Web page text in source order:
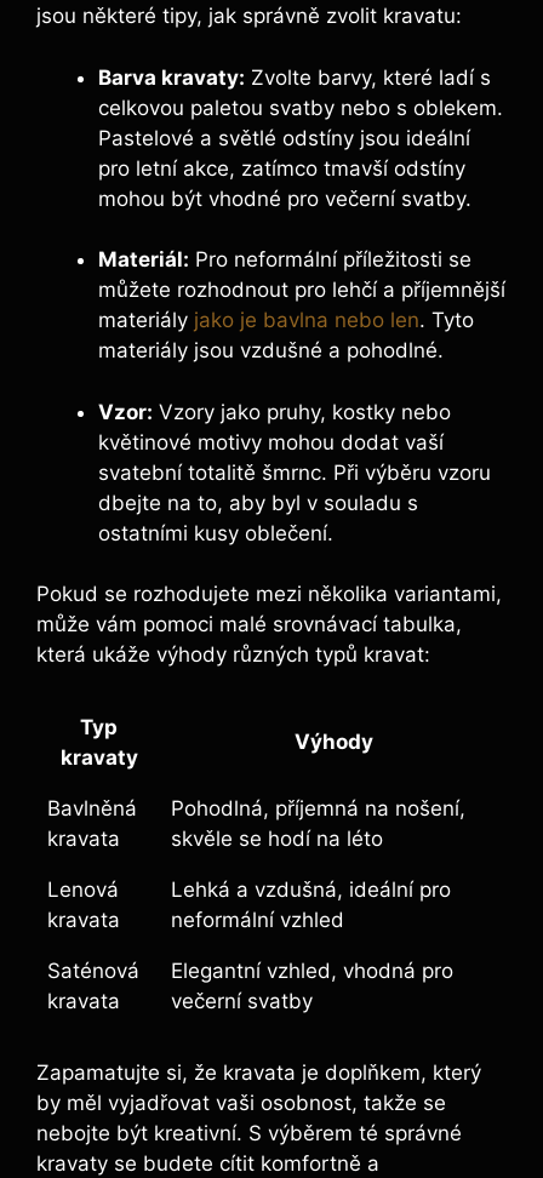
jsou některé tipy, jak správně zvolit kravatu:
Barva kravaty: Zvolte barvy, které ladí s
celkovou paletou svatby nebo s oblekem.
Pastelové a světlé odstíny jsou ideální
pro letní akce, zatímco tmavší odstíny
mohou být vhodné pro večerní svatby.
Materiál: Pro neformální příležitosti se
můžete rozhodnout pro lehčí a příjemnější
materiály jako je bavlna nebo len. Tyto
materiály jsou vzdušné a pohodlné.
Vzor: Vzory jako pruhy, kostky nebo
květinové motivy mohou dodat vaší
svatební totalitě šmrnc. Při výběru vzoru
dbejte na to, aby byl v souladu s
ostatními kusy oblečení.
Pokud se rozhodujete mezi několika variantami,
může vám pomoci malé srovnávací tabulka,
která ukáže výhody různých typů kravat:
Typ
kravaty
Výhody
Bavlněná
kravata
Pohodlná, příjemná na nošení,
skvěle se hodí na léto
Lenová
kravata
Lehká a vzdušná, ideální pro
neformální vzhled
Saténová
kravata
Elegantní vzhled, vhodná pro
večerní svatby
Zapamatujte si, že kravata je doplňkem, který
by měl vyjadřovat vaši osobnost, takže se
nebojte být kreativní. S výběrem té správné
kravaty se budete cítit komfortně a